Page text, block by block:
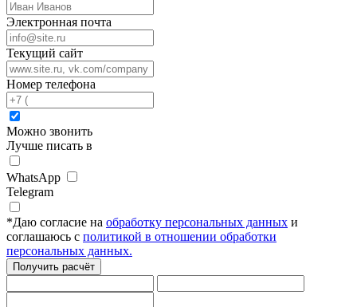
Электронная почта
Текущий сайт
Номер телефона
Можно звонить
Лучше писать в
WhatsApp
Telegram
*Даю согласие на обработку персональных данных и
соглашаюсь с политикой в отношении обработки
персональных данных.
Получить расчёт